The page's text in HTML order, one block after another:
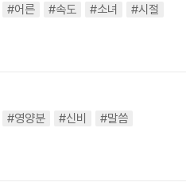
#어른 #속도 #소녀
#시절
#영양분 #신비
#말씀